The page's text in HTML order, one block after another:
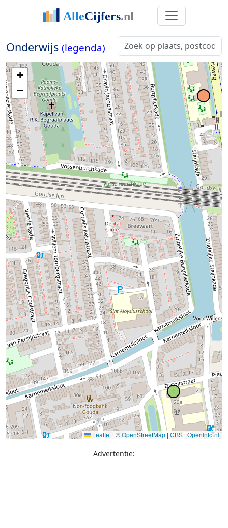
Onderwijs (legenda)
+
−
Leaflet | ©OpenStreetMap | CBS | OpenInfo.nl
Advertentie: